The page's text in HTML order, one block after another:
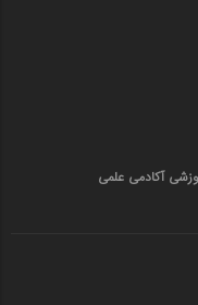
آکادمی علمی